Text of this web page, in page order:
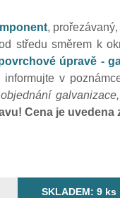
,
středu směrem k
úpravě -
v
Cena je uvedena
SKLADEM: 9 ks